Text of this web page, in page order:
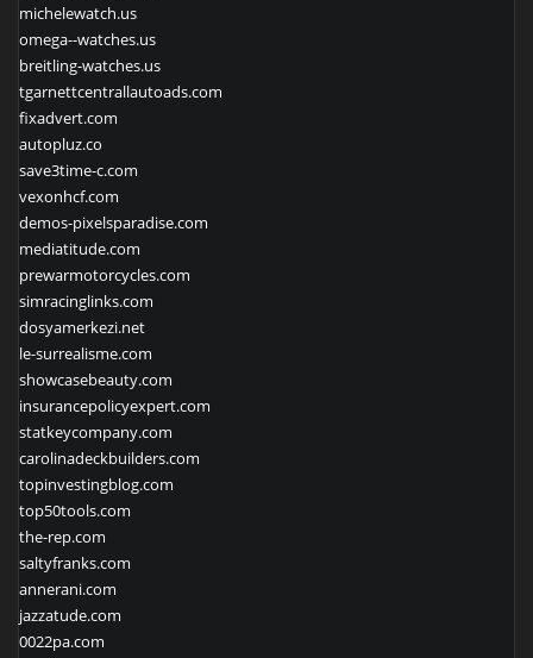
michelewatch.us
omega--watches.us
breitling-watches.us
tgarnettcentrallautoads.com
fixadvert.com
autopluz.co
save3time-c.com
vexonhcf.com
demos-pixelsparadise.com
mediatitude.com
prewarmotorcycles.com
simracinglinks.com
dosyamerkezi.net
le-surrealisme.com
showcasebeauty.com
insurancepolicyexpert.com
statkeycompany.com
carolinadeckbuilders.com
topinvestingblog.com
top50tools.com
the-rep.com
saltyfranks.com
annerani.com
jazzatude.com
0022pa.com